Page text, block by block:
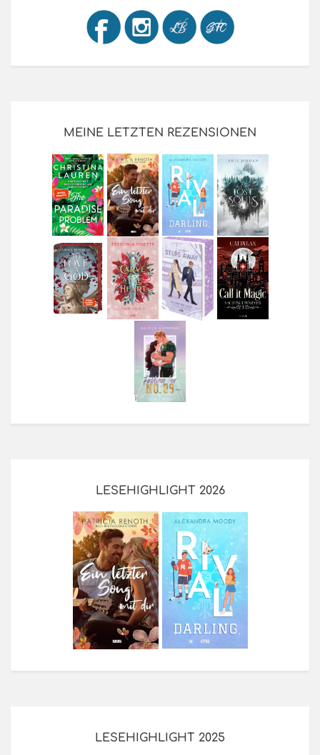
MEINE LETZTEN REZENSIONEN
LESEHIGHLIGHT 2026
LESEHIGHLIGHT 2025